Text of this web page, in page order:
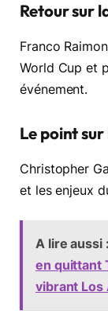
Retour sur
Franco
World Cup et
événement.
Le point
Christopher
et les enjeux
A lire aussi :
en quittant
vibrant Los